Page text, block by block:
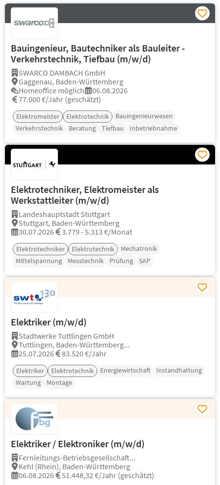
Bauingenieur, Bautechniker als Bauleiter -
Verkehrstechnik, Tiefbau (m/w/d)
SWARCO DAMBACH GmbH
Gaggenau, Baden-Württemberg
Homeoffice möglich
06.08.2026
77.000 €/Jahr (geschätzt)
Elektromeister Elektrotechnik
Bauingenieurwesen
Verkehrstechnik
Beratung Tiefbau Inbetriebnahme
Elektrotechniker, Elektromeister als
Werkstattleiter (m/w/d)
Landeshauptstadt Stuttgart
Stuttgart, Baden-Württemberg
30.07.2026
3.779 - 5.313 €/Monat
Elektrotechniker Elektrotechnik
Mechatronik
Mittelspannung
Messtechnik Prüfung SAP
Elektriker (m/w/d)
Stadtwerke Tuttlingen GmbH
Tuttlingen, Baden-Württemberg...
25.07.2026
83.520 €/Jahr
Elektriker Elektrotechnik Energiewirtschaft
Instandhaltung
Wartung
Montage
Elektriker / Elektroniker (m/w/d)
Fernleitungs-Betriebsgesellschaft...
Kehl (Rhein), Baden-Württemberg
06.08.2026
51.448,32 €/Jahr (geschätzt)